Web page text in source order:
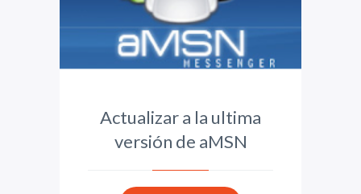
Actualizar a la ultima
versión de aMSN